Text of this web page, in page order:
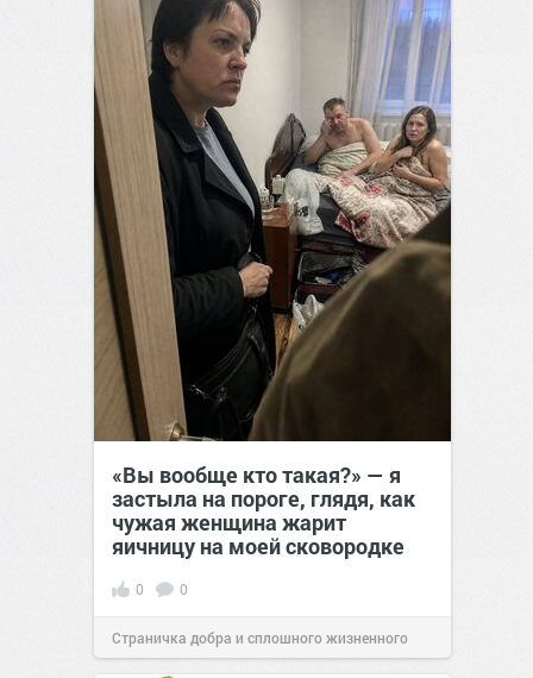
«Вы вообще кто такая?» — я
застыла на пороге, глядя, как
чужая женщина жарит
яичницу на моей сковородке
0 0
Страничка добра и сплошного жизненного